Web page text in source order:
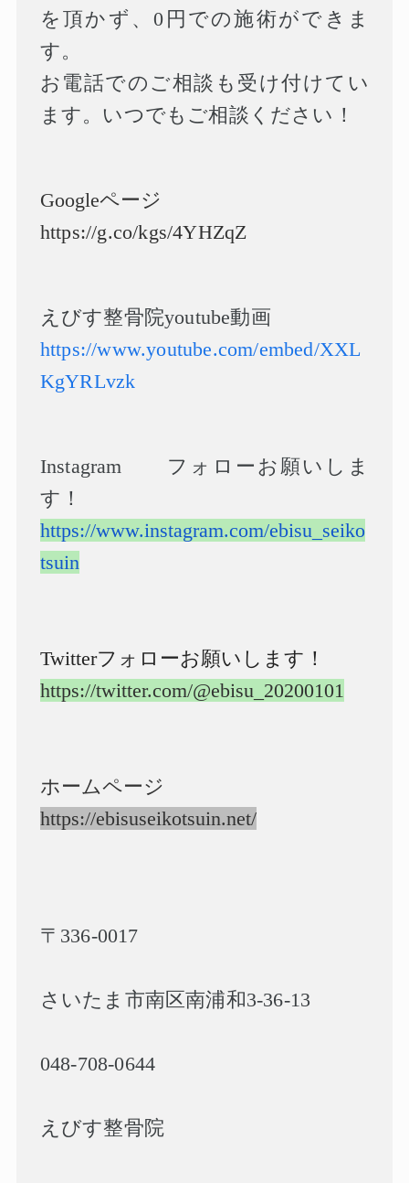
を頂かず、0 円での施術ができま
す。
お電話でのご相談も受け付けてい
ます。いつでもご相談ください！
Googleページ
https://g.co/kgs/4YHZqZ
えびす整骨院youtube動画
https://www.youtube.com/embed/XXL
KgYRLvzk
Instagram フォローお願いしま
す！
https://www.instagram.com/ebisu_seiko
tsuin
Twitterフォローお願いします！
https://twitter.com/@ebisu_20200101
ホームページ
https://ebisuseikotsuin.net/
〒 336-0017
さいたま市南区南浦和3-36-13
048-708-0644
えびす整骨院